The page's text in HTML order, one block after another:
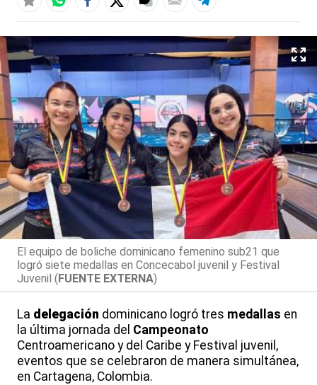
El equipo de boliche dominicano femenino sub21 que
logró siete medallas en Concecabol juvenil y Festival
Juvenil (FUENTE EXTERNA)
La delegación dominicano logró tres medallas en
la última jornada del Campeonato
Centroamericano y del Caribe y Festival juvenil,
eventos que se celebraron de manera simultánea,
en Cartagena, Colombia.